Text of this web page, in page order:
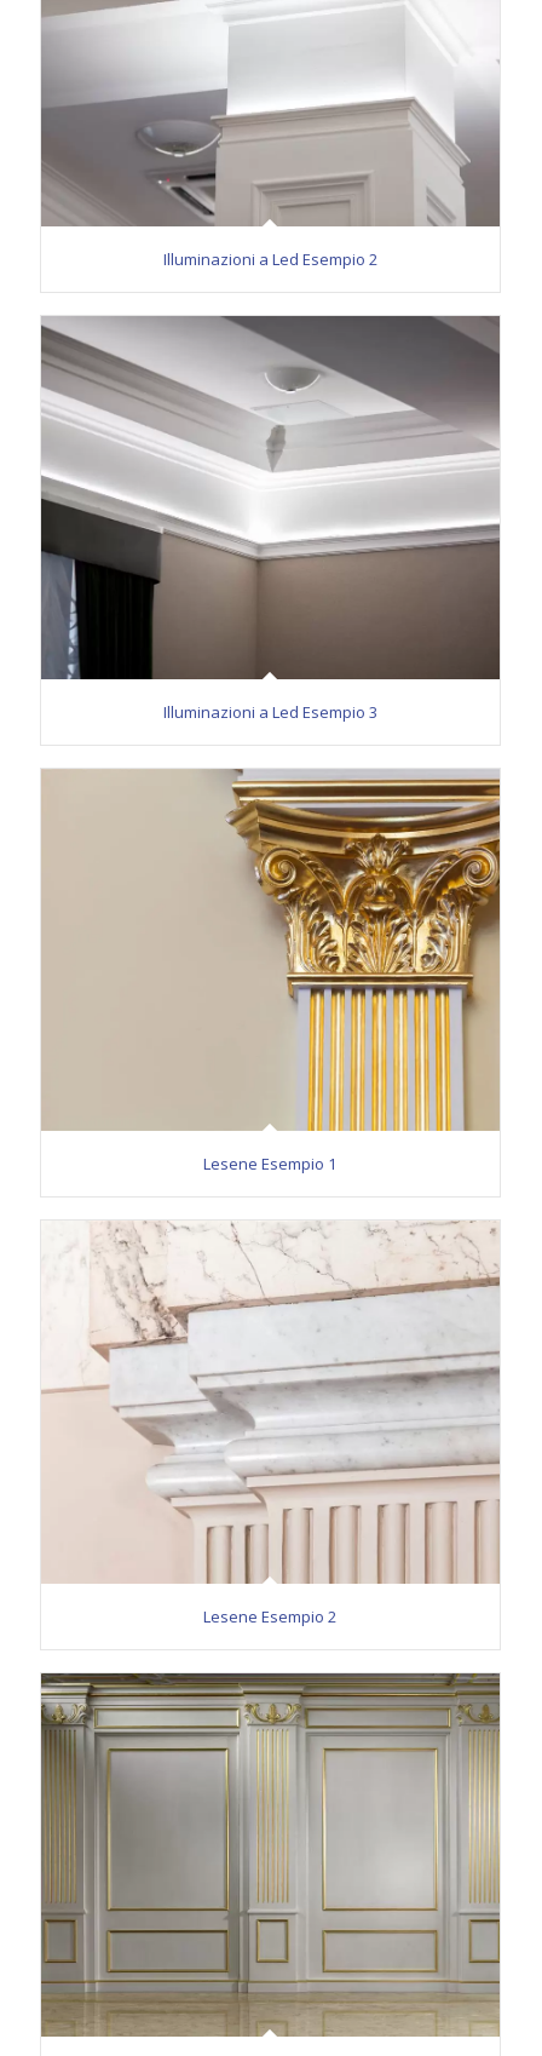
Illuminazioni a Led Esempio 2
Illuminazioni a Led Esempio 3
Lesene Esempio 1
Lesene Esempio 2